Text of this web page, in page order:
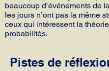
beaucoup d’événements de
les jours n’ont pas la même
ceux qui intéressent la
probabilités.
Pistes de